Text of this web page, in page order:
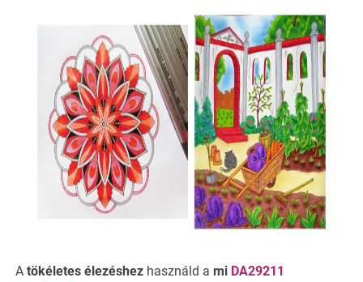
A tökéletes élezéshez használd a mi DA29211